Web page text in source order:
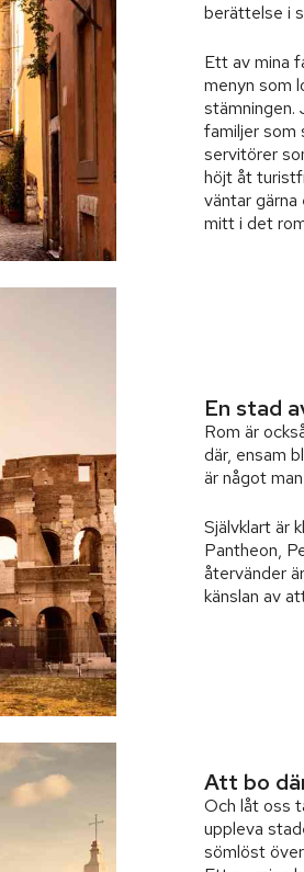
berättelse i
Ett av mina
menyn som
stämningen.
familjer som
servitörer
höjt åt
väntar
mitt i det
En stad
Rom är
där, ensam
är något
Självklart är
Pantheon,
återvänder
känslan av
Att bo
Och låt oss
uppleva
sömlöst